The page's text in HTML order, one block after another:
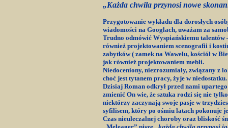
„Każda chwila przynosi nowe
Przygotowanie wykładu dla dorosłych
wiadomości na Googlach, uważam za
Trudno odmówić Wyspiańskiemu
również projektowaniem scenografii i
zabytków ( zamek na Wawelu, kościół w
jak również projektowaniem mebli.
Niedoceniony, niezrozumiały, związany z
choć jest tytanem pracy, żyje w
Dzisiaj Roman odkrył przed nami
zmienić On wie, że sztuka rodzi się nie
niektórzy zaczynają swoje pasje w
syfilisem, który po ośmiu latach pokonuje
Czas nieuleczalnej choroby oraz bliskość